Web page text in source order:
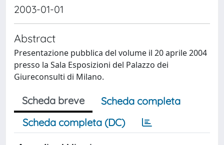
2003-01-01
Abstract
Presentazione pubblica del volume il 20 aprile 2004
presso la Sala Esposizioni del Palazzo dei
Giureconsulti di Milano.
Scheda breve
Scheda completa
Scheda completa (DC)